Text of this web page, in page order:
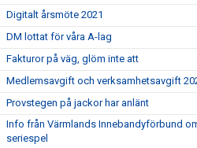
Digitalt årsmöte 2021
DM lottat för våra A-lag
Fakturor på väg, glöm inte att
Medlemsavgift och verksamhetsavgift
Provstegen på jackor har anlänt
Info från Värmlands Innebandyförbund
seriespel